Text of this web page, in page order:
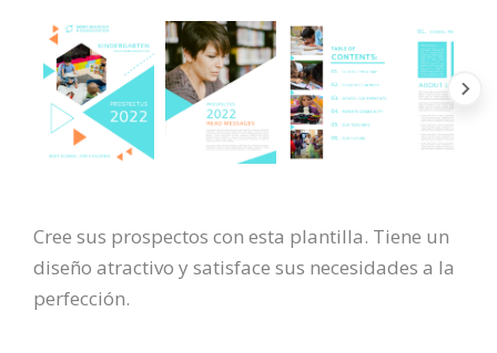
Cree sus prospectos con esta plantilla. Tiene un
diseño atractivo y satisface sus necesidades a la
perfección.